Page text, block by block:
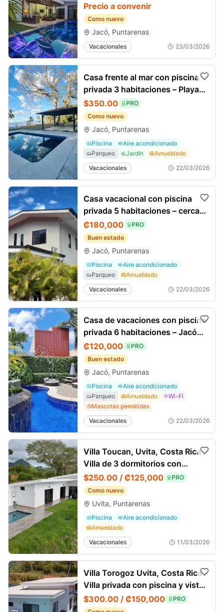
Precio a convenir
Como nuevo
Jacó, Puntarenas
Vacacionales 23/03/2026
Casa frente al mar con piscina
privada 3 habitaciones – Playa
Agujas
$350.00
PRO
Como nuevo
Jacó, Puntarenas
Piscina
Aire acondicionado
Parqueo
Jardín
Amueblado
Vacacionales
22/03/2026
Casa vacacional con piscina
privada 5 habitaciones – cerca
de Jacó CR
₡180,000
PRO
Buen estado
Jacó, Puntarenas
Piscina
Aire acondicionado
Parqueo
Amueblado
Vacacionales
22/03/2026
Casa de vacaciones con piscina
privada 6 habitaciones – Jacó
CR
₡120,000
PRO
Buen estado
Jacó, Puntarenas
Piscina
Aire acondicionado
Parqueo
Amueblado
Wi-Fi
Mascotas permitidas
Vacacionales
22/03/2026
Villa Toucan, Uvita, Costa Rica
Villa de 3 dormitorios con
piscina
$250.00 / ₡125,000
PRO
Como nuevo
Uvita, Puntarenas
Piscina
Aire acondicionado
Amueblado
Vacacionales
11/03/2026
Villa Torogoz Uvita, Costa Rica -
Villa privada con piscina y vistas
espectaculares
$300.00 / ₡150,000
PRO